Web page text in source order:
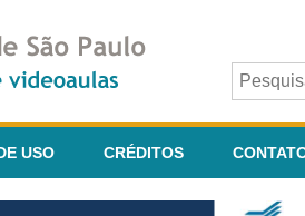
USO CRÉDITOS